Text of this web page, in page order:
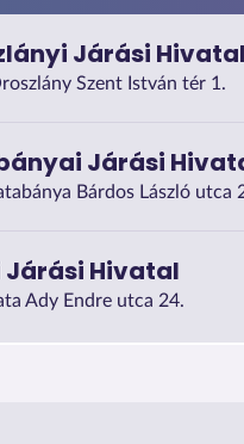
Járási Hivatal
Szent István tér 1.
Járási
Bárdos László utca
Hivatal
Ady Endre utca 24.